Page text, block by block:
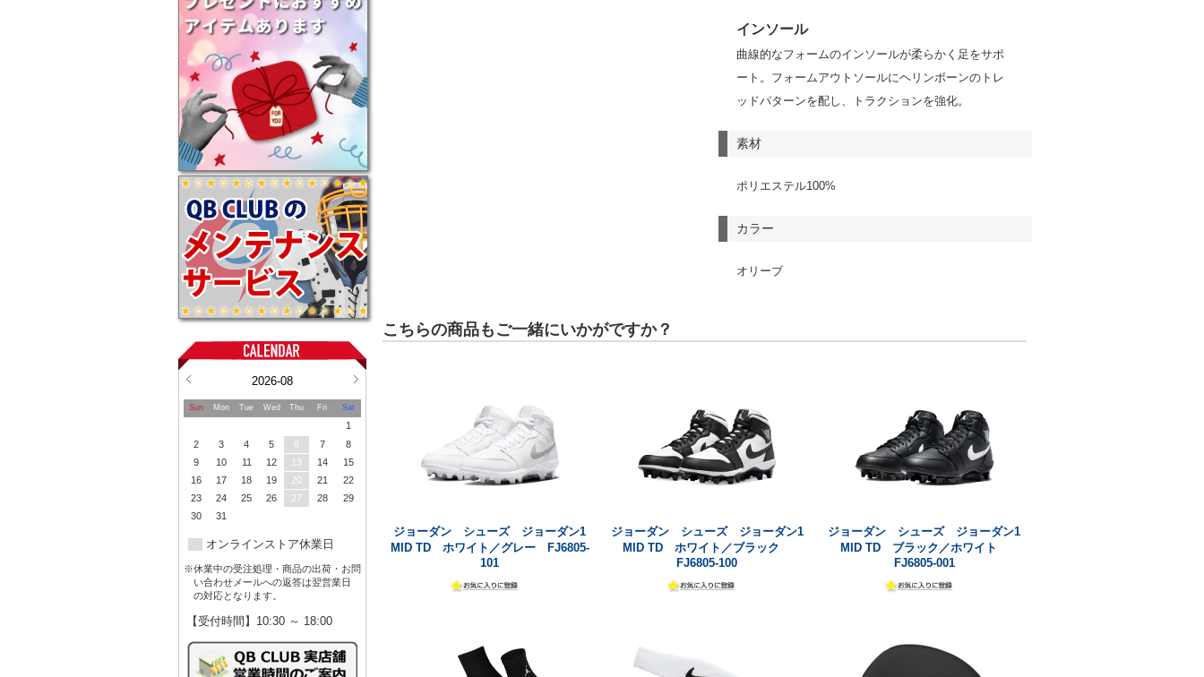
2026-08
Sun Mon Tue Wed Thu Fri Sat
1
2
3 4 5 6 7
8
9
10 11 12 13 14
15
16
17 18 19 20 21
22
23
24 25 26 27 28
29
30
31
オンラインストア休業日
※休業中の受注処理・商品の出荷・お問
い合わせメールへの返答は翌営業日
の対応となります。
【受付時間】10:30 ～ 18:00
インソール
曲線的なフォームのインソールが柔らかく足をサポ
ート。フォームアウトソールにヘリンボーンのトレ
ッドパターンを配し、トラクションを強化。
素材
ポリエステル100%
カラー
オリーブ
こちらの商品もご一緒にいかがですか？
ジョーダン シューズ ジョーダン1
MID TD ホワイト／グレー FJ6805-
101
ジョーダン シューズ ジョーダン1
MID TD ホワイト／ブラック
FJ6805-100
ジョーダン シューズ ジョーダン1
MID TD ブラック／ホワイト
FJ6805-001